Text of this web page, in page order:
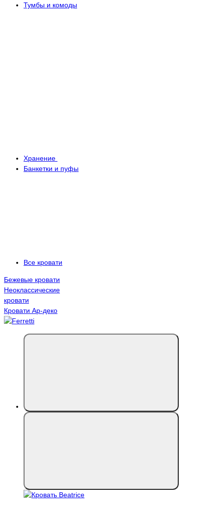
Тумбы и комоды
Хранение
Банкетки и пуфы
Все кровати
Бежевые кровати
Неоклассические
кровати
Кровати Ар-деко